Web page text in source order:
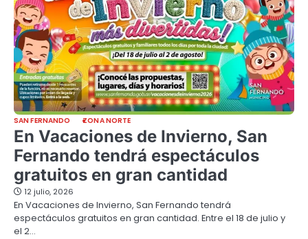
SAN FERNANDO ZONA NORTE
En Vacaciones de Invierno, San
Fernando tendrá espectáculos
gratuitos en gran cantidad
12 julio, 2026
En Vacaciones de Invierno, San Fernando tendrá
espectáculos gratuitos en gran cantidad. Entre el 18 de julio y
el 2…